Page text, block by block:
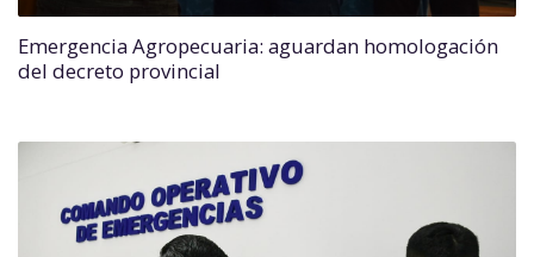
Emergencia Agropecuaria: aguardan homologación
del decreto provincial